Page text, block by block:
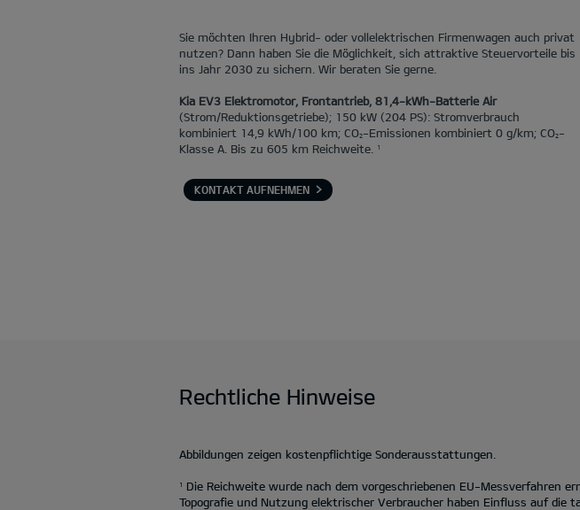
Sie möchten Ihren Hybrid- oder vollelektrischen Firmenwagen auch privat
nutzen? Dann haben Sie die Möglichkeit, sich attraktive Steuervorteile bis
ins Jahr 2030 zu sichern. Wir beraten Sie gerne.
Kia EV3 Elektromotor, Frontantrieb, 81,4-kWh-Batterie Air
(Strom/Reduktionsgetriebe); 150 kW (204 PS): Stromverbrauch
kombiniert 14,9 kWh/100 km; CO2-Emissionen kombiniert 0 g/km; CO2-
Klasse A. Bis zu 605 km Reichweite.
1
KONTAKT AUFNEHMEN
Rechtliche Hinweise
Abbildungen zeigen kostenpflichtige Sonderausstattungen.
1
Die Reichweite wurde nach dem vorgeschriebenen EU-Messverfahren
Topografie und Nutzung elektrischer Verbraucher haben Einfluss auf die